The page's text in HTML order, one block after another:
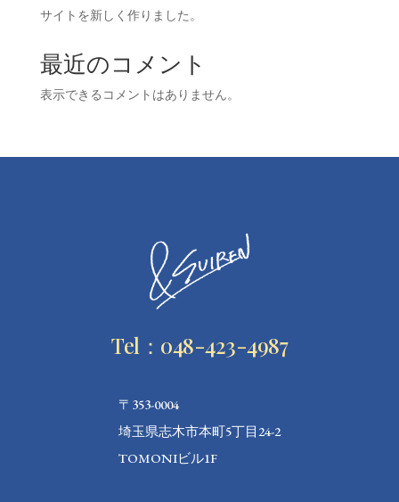
サイトを新しく作りました。
最近のコメント
表示できるコメントはありません。
Tel：048-423-4987
〒353-0004
埼玉県志木市本町5丁目24-2
TOMONIビル1F